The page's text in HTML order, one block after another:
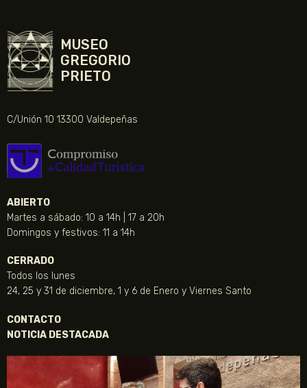
MUSEO
GREGORIO
PRIETO
C/Unión 10 13300 Valdepeñas
ABIERTO
Martes a sábado: 10 a 14h | 17 a 20h
Domingos y festivos: 11 a 14h
CERRADO
Todos los lunes
24, 25 y 31 de diciembre, 1 y 6 de Enero y Viernes Santo
CONTACTO
NOTICIA DESTACADA